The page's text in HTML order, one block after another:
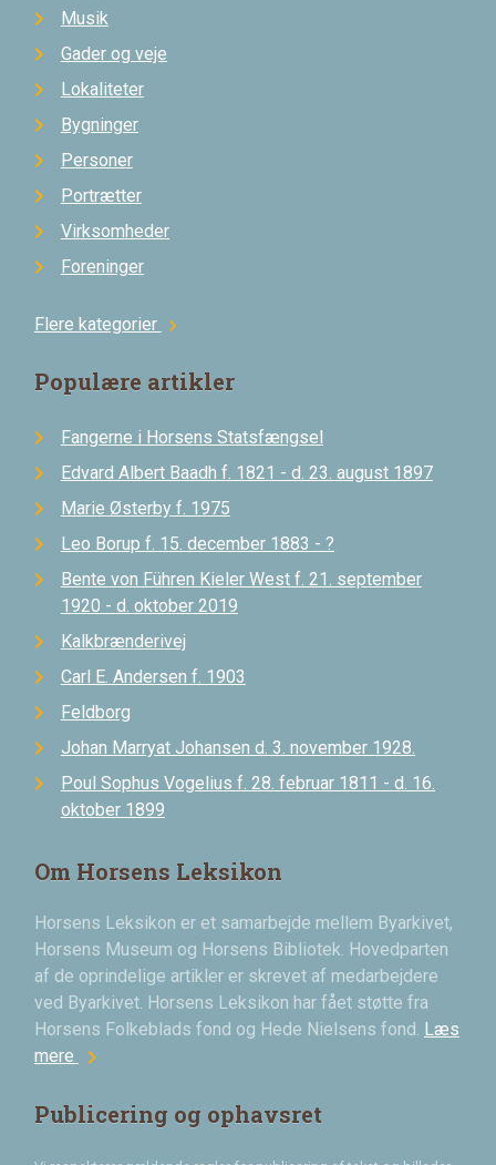
Musik
Gader og veje
Lokaliteter
Bygninger
Personer
Portrætter
Virksomheder
Foreninger
Flere kategorier chevron_right
Populære artikler
Fangerne i Horsens Statsfængsel
Edvard Albert Baadh f. 1821 - d. 23. august 1897
Marie Østerby f. 1975
Leo Borup f. 15. december 1883 - ?
Bente von Führen Kieler West f. 21. september
1920 - d. oktober 2019
Kalkbrænderivej
Carl E. Andersen f. 1903
Feldborg
Johan Marryat Johansen d. 3. november 1928.
Poul Sophus Vogelius f. 28. februar 1811 - d. 16.
oktober 1899
Om Horsens Leksikon
Horsens Leksikon er et samarbejde mellem Byarkivet,
Horsens Museum og Horsens Bibliotek. Hovedparten
af de oprindelige artikler er skrevet af medarbejdere
ved Byarkivet. Horsens Leksikon har fået støtte fra
Horsens Folkeblads fond og Hede Nielsens fond. Læs
mere chevron_right
Publicering og ophavsret